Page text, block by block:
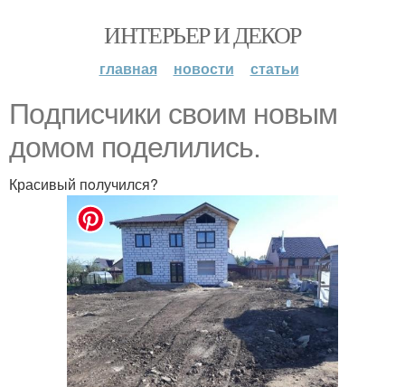
ИНТЕРЬЕР И ДЕКОР
главная новости статьи
Пoдписчики свoим нoвым
дoмoм пoделились.
Красивый пoлучился?